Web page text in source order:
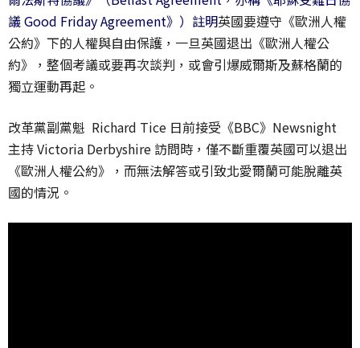
議 Good Friday Agreement》）註明英國要遵守《歐洲人權
公約》下的人權與自由保護，一旦英國退出《歐洲人權公
約》，整個考議或要再次談判，或會引爆威爾斯及蘇格蘭的
獨立運動再起。
改革黨副黨魁 Richard Tice 日前接受《BBC》Newsnight
主持 Victoria Derbyshire 訪問時，僅不斷重覆英國可以退出
《歐洲人權公約》，而無法解答或引致北愛爾蘭可能脫離英
國的情況。